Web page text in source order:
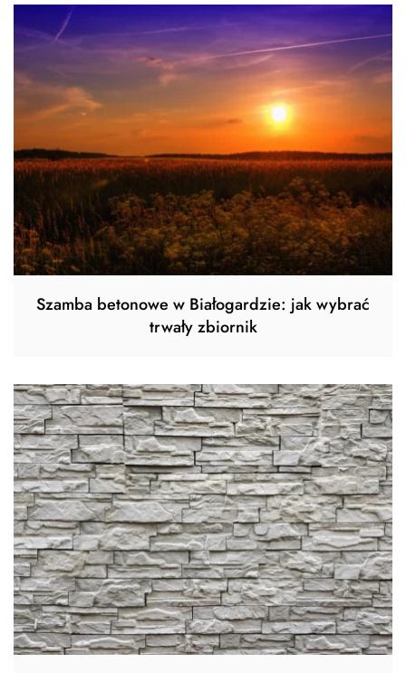
Szamba betonowe w Białogardzie: jak wybrać
trwały zbiornik